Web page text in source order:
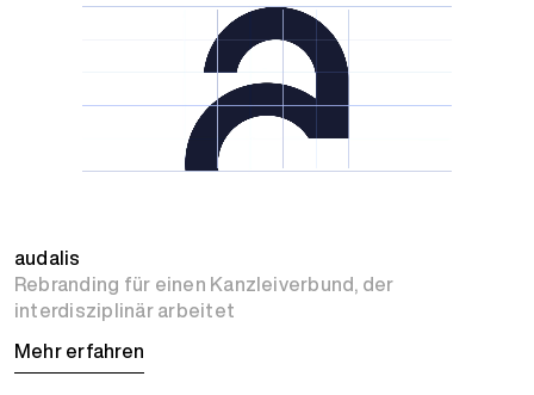
audalis
Rebranding für einen Kanzleiverbund, der
interdisziplinär arbeitet
Mehr erfahren